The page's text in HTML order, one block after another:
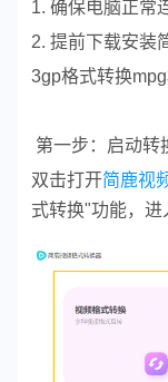
1. 确保电脑正常
2. 提前下载安装
3gp格式转换
第一步：启动转
双击打开简鹿视
式转换"功能，进